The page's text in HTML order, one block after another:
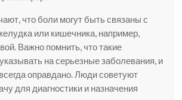
что боли могут быть связаны с
или кишечника, например,
Важно помнить, что такие
на серьезные заболевания, и
оправдано. Люди советуют
для диагностики и назначения